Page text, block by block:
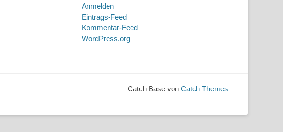
Anmelden
Eintrags-Feed
Kommentar-Feed
WordPress.org
Catch Base von Catch Themes